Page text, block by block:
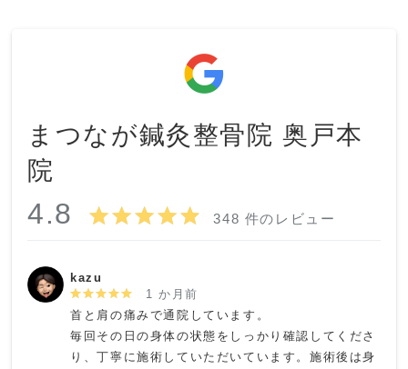
まつなが鍼灸整骨院 奥戸本
院
4.8 348 件のレビュー
kazu
1 か月前
首と肩の痛みで通院しています。
毎回その日の身体の状態をしっかり確認してくださ
り、丁寧に施術していただいています。施術後は身